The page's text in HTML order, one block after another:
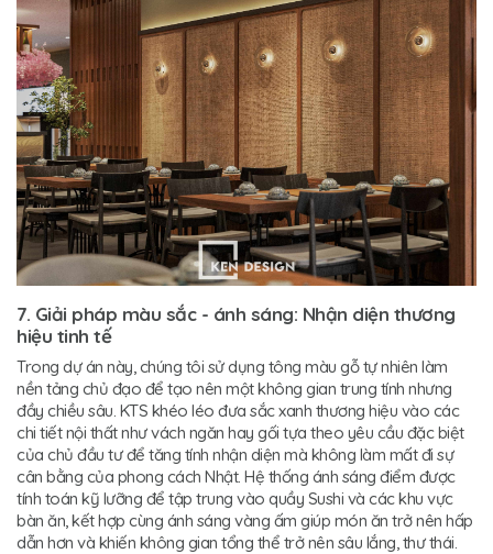
7. Giải pháp màu sắc - ánh sáng: Nhận diện thương
hiệu tinh tế
Trong dự án này, chúng tôi sử dụng tông màu gỗ tự nhiên làm
nền tảng chủ đạo để tạo nên một không gian trung tính nhưng
đầy chiều sâu. KTS khéo léo đưa sắc xanh thương hiệu vào các
chi tiết nội thất như vách ngăn hay gối tựa theo yêu cầu đặc biệt
của chủ đầu tư để tăng tính nhận diện mà không làm mất đi sự
cân bằng của phong cách Nhật. Hệ thống ánh sáng điểm được
tính toán kỹ lưỡng để tập trung vào quầy Sushi và các khu vực
bàn ăn, kết hợp cùng ánh sáng vàng ấm giúp món ăn trở nên hấp
dẫn hơn và khiến không gian tổng thể trở nên sâu lắng, thư thái.